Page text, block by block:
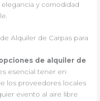
y comodidad
Alquiler de Carpas para
de alquiler de
es esencial tener en
los proveedores locales
evento al aire libre